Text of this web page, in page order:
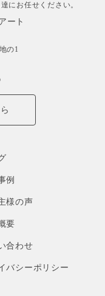
にお任せください。
ート
の1
例
様の声
要
合わせ
バシーポリシー